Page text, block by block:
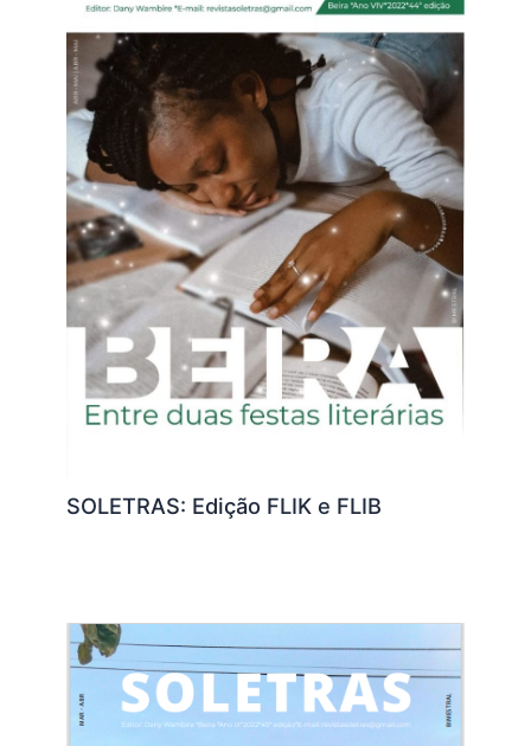
SOLETRAS: Edição FLIK e FLIB